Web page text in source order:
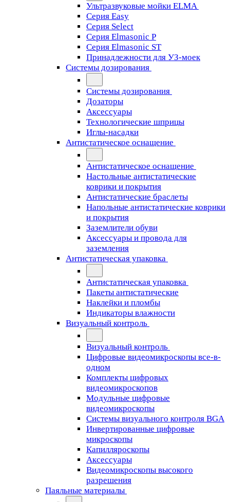
Ультразвуковые мойки ELMA
Серия Easy
Серия Select
Серия Elmasonic P
Серия Elmasonic ST
Принадлежности для УЗ-моек
Системы дозирования
Системы дозирования
Дозаторы
Аксессуары
Технологические шприцы
Иглы-насадки
Антистатическое оснащение
Антистатическое оснащение
Настольные антистатические
коврики и покрытия
Антистатические браслеты
Напольные антистатические коврики
и покрытия
Заземлители обуви
Аксессуары и провода для
заземления
Антистатическая упаковка
Антистатическая упаковка
Пакеты антистатические
Наклейки и пломбы
Индикаторы влажности
Визуальный контроль
Визуальный контроль
Цифровые видеомикроскопы все-в-
одном
Комплекты цифровых
видеомикроскопов
Модульные цифровые
видеомикроскопы
Cистемы визуального контроля BGA
Инвертированные цифровые
микроскопы
Капилляроскопы
Аксессуары
Видеомикроскопы высокого
разрешения
Паяльные материалы